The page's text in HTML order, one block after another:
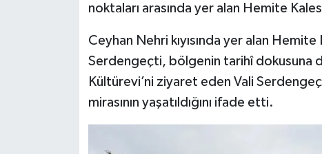
noktaları arasında yer alan Hemite
Ceyhan Nehri kıyısında yer alan
Serdengeçti, bölgenin tarihî dokusuna
Kültürevi’ni ziyaret eden Vali
mirasının yaşatıldığını ifade etti.